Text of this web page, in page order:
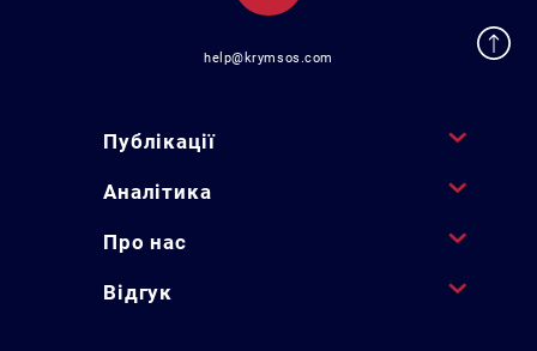
help@krymsos.com
Публікації
Аналітика
Про нас
Відгук